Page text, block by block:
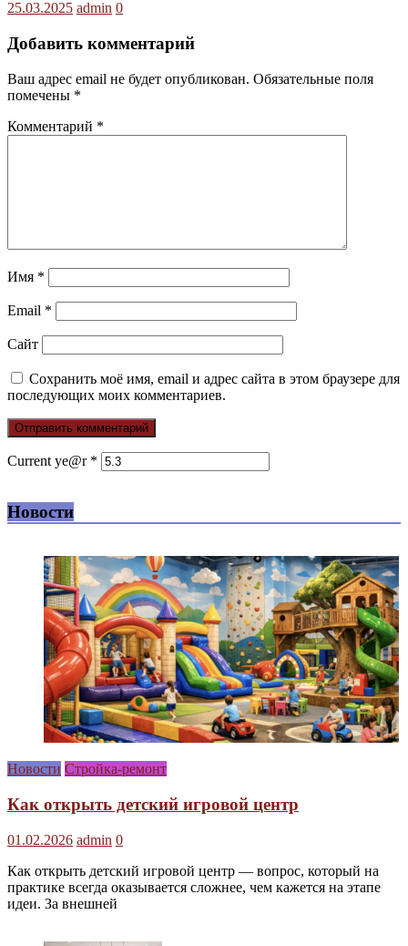
25.03.2025 admin 0
Добавить комментарий
Ваш адрес email не будет опубликован. Обязательные поля
помечены *
Комментарий *
Имя *
Email *
Сайт
Сохранить моё имя, email и адрес сайта в этом браузере для
последующих моих комментариев.
Current ye@r *
Новости
Новости Стройка-ремонт
Как открыть детский игровой центр
01.02.2026 admin 0
Как открыть детский игровой центр — вопрос, который на
практике всегда оказывается сложнее, чем кажется на этапе
идеи. За внешней